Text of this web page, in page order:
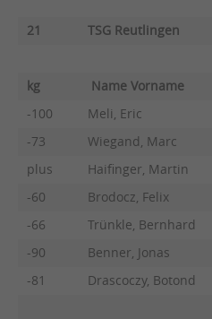
21 TSG Reutlingen
kg Name Vorname
-100
Meli, Eric
-73
Wiegand, Marc
plus
Haifinger, Martin
-60
Brodocz, Felix
-66
Trünkle, Bernhard
-90
Benner, Jonas
-81
Drascoczy, Botond